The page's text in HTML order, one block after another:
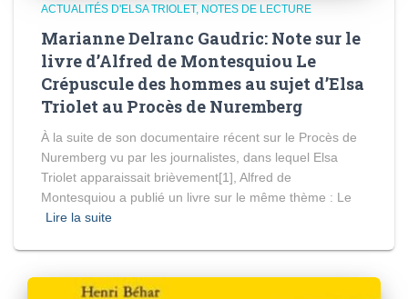
ACTUALITÉS D'ELSA TRIOLET NOTES DE LECTURE
Marianne Delranc Gaudric: Note sur le
livre d’Alfred de Montesquiou Le
Crépuscule des hommes au sujet d’Elsa
Triolet au Procès de Nuremberg
À la suite de son documentaire récent sur le Procès de
Nuremberg vu par les journalistes, dans lequel Elsa
Triolet apparaissait brièvement[1], Alfred de
Montesquiou a publié un livre sur le même thème : Le
Lire la suite